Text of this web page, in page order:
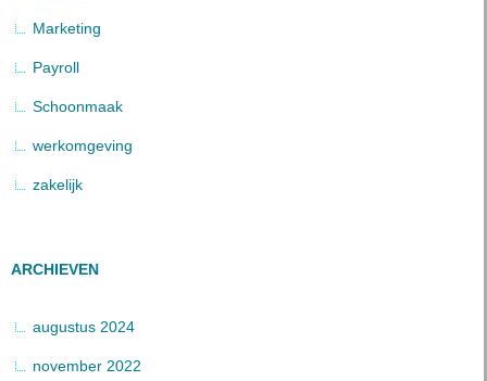
Marketing
Payroll
Schoonmaak
werkomgeving
zakelijk
ARCHIEVEN
augustus 2024
november 2022